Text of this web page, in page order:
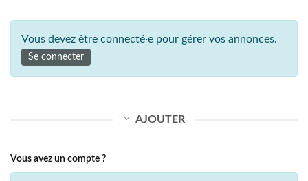
Vous devez être connecté·e pour gérer vos annonces.
Se connecter
AJOUTER
Vous avez un compte ?